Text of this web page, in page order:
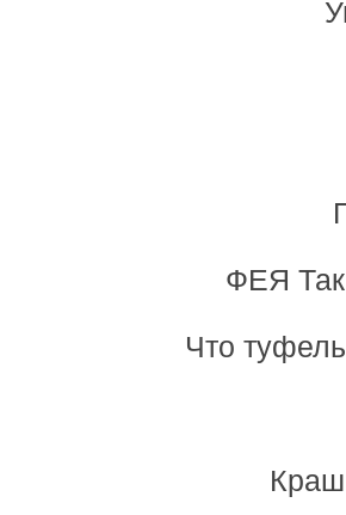
ФЕЯ Так
Что